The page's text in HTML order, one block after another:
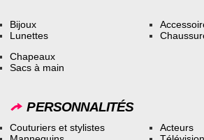
Bijoux
Lunettes
Chapeaux
Sacs à main
PERSONNALITÉS
Couturiers et stylistes
Acteurs